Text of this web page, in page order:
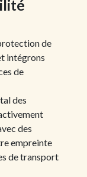
de
intégrons
de
des
des
empreinte
de transport